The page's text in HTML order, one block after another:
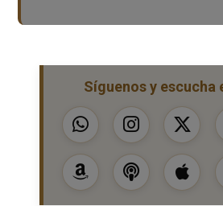
Síguenos y escucha